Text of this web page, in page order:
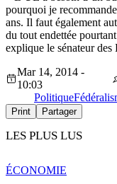
pourquoi je
ans. Il faut également
du tout endettée
explique le sénateur des
Mar 14, 2014 -
10:03
Politique
Print Partager
LES PLUS LUS
ÉCONOMIE